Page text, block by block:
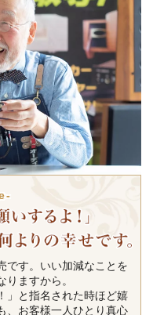
です。いい加減なことを
ますから。
」と指名された時ほど嬉
、お客様一人ひとり真心